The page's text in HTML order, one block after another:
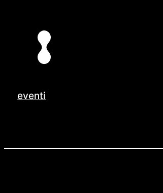
contenuto
eventi